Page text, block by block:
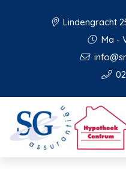
Lindengracht
Ma -